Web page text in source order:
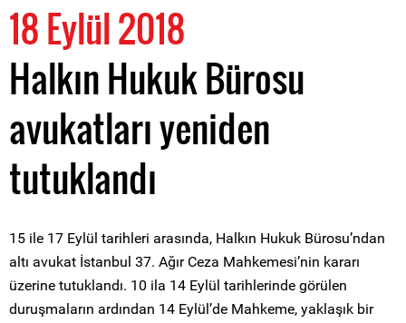
18 Eylül 2018
Halkın Hukuk Bürosu
avukatları yeniden
tutuklandı
15 ile 17 Eylül tarihleri arasında, Halkın Hukuk Bürosu’ndan
altı avukat İstanbul 37. Ağır Ceza Mahkemesi’nin kararı
üzerine tutuklandı. 10 ila 14 Eylül tarihlerinde görülen
duruşmaların ardından 14 Eylül’de Mahkeme, yaklaşık bir